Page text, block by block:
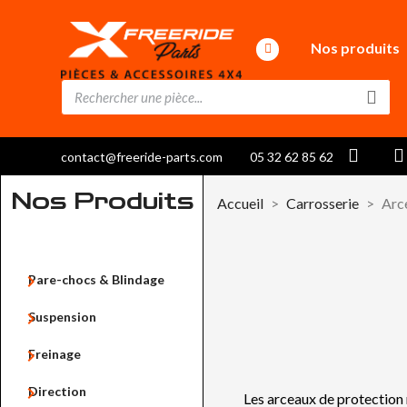
Nos produits
contact@freeride-parts.com 05 32 62 85 62
Accueil Carrosserie
Nos Produits
Pare-chocs & Blindage

Suspension

Freinage

Direction
 Les arceaux de protection